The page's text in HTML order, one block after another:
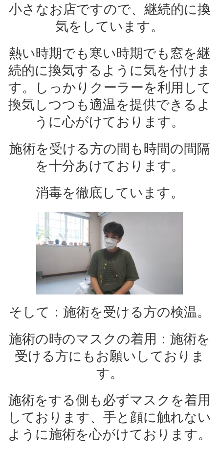
小さなお店ですので、継続的に換
気をしています。
熱い時期でも寒い時期でも窓を継
続的に換気するように気を付けま
す。しっかりクーラーを利用して
換気しつつも適温を提供できるよ
うに心がけております。
施術を受ける方の間も時間の間隔
を十分あけております。
消毒を徹底しています。
そして：施術を受ける方の検温。
施術の時のマスクの着用：施術を
受ける方にもお願いしておりま
す。
施術をする側も必ずマスクを着用
しております、手と顔に触れない
ように施術を心がけております。